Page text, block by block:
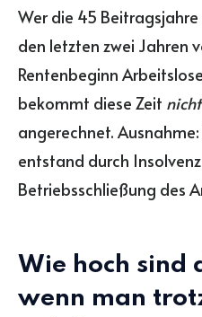
Wer die 45
den letzten zwei Jahren
Rentenbeginn
bekommt diese Zeit nicht
angerechnet.
entstand durch
Betriebsschließung des
Wie hoch sind
wenn man